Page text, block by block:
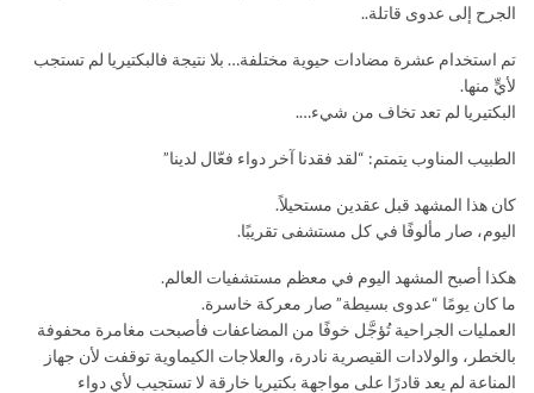
الجرح إلى عدوى قاتلة..
تم استخدام عشرة مضادات حيوية مختلفة… بلا نتيجة فالبكتيريا لم تستجب
لأيٍّ منها.
البكتيريا لم تعد تخاف من شيء….
الطبيب المناوب يتمتم: “لقد فقدنا آخر دواء فعّال لدينا”
كان هذا المشهد قبل عقدين مستحيلاً.
اليوم، صار مألوفًا في كل مستشفى تقريبًا.
هكذا أصبح المشهد اليوم في معظم مستشفيات العالم.
ما كان يومًا “عدوى بسيطة” صار معركة خاسرة.
العمليات الجراحية تُؤجَّل خوفًا من المضاعفات فأصبحت مغامرة محفوفة
بالخطر، والولادات القيصرية نادرة، والعلاجات الكيماوية توقفت لأن جهاز
المناعة لم يعد قادرًا على مواجهة بكتيريا خارقة لا تستجيب لأي دواء